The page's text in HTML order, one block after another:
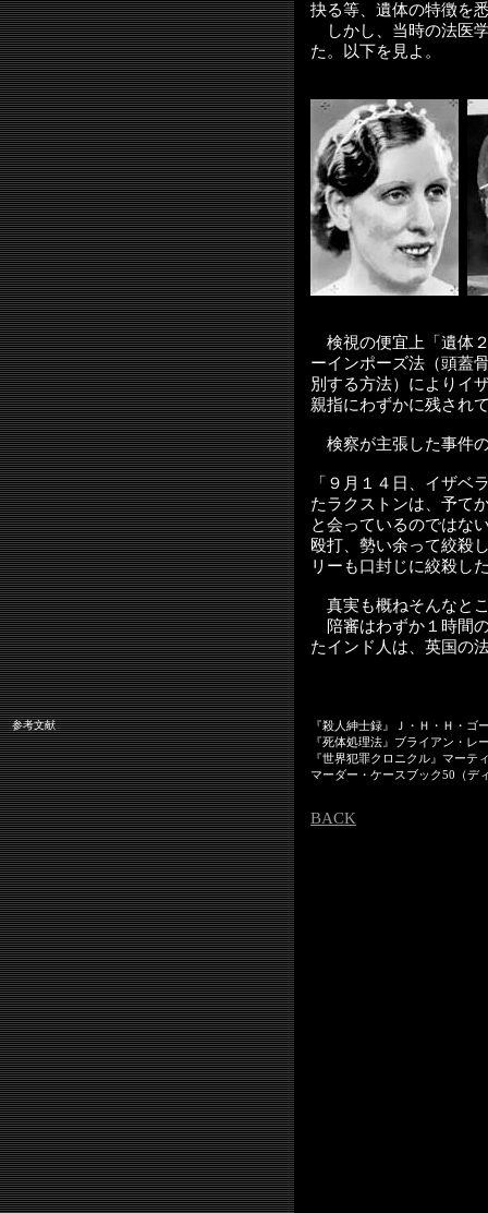
抉る等、遺体の特徴を
しかし、当時の法医
た。以下を見よ。
検視の便宜上「遺体
ーインポーズ法（頭蓋
別する方法）によりイ
親指にわずかに残され
検察が主張した事件
「９月１４日、イザベ
たラクストンは、予て
と会っているのではな
殴打、勢い余って絞殺
リーも口封じに絞殺し
真実も概ねそんなと
陪審はわずか１時間
たインド人は、英国の
参考文献
『殺人紳士録』Ｊ・Ｈ・Ｈ・ゴ
『死体処理法』ブライアン・レ
『世界犯罪クロニクル』マーテ
マーダー・ケースブック50（デ
BACK